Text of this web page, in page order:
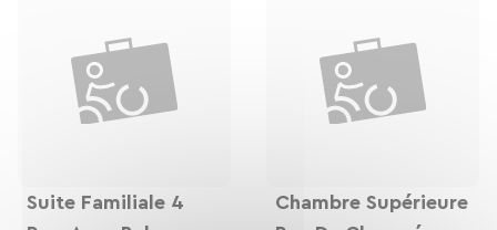
Suite Familiale 4
Chambre Supérieure